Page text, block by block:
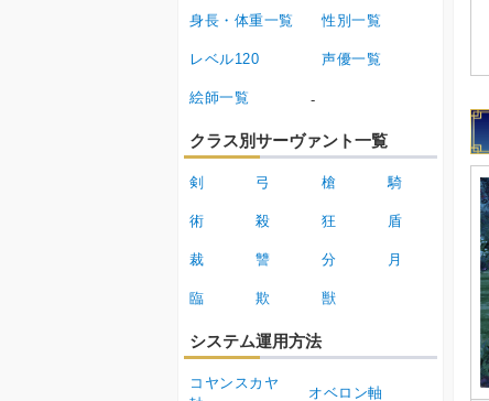
身長・体重一覧 性別一覧
レベル120 声優一覧
絵師一覧 -
クラス別サーヴァント一覧
剣 弓 槍 騎
術 殺 狂 盾
裁 讐 分 月
臨 欺 獣
システム運用方法
コヤンスカヤ
オベロン軸